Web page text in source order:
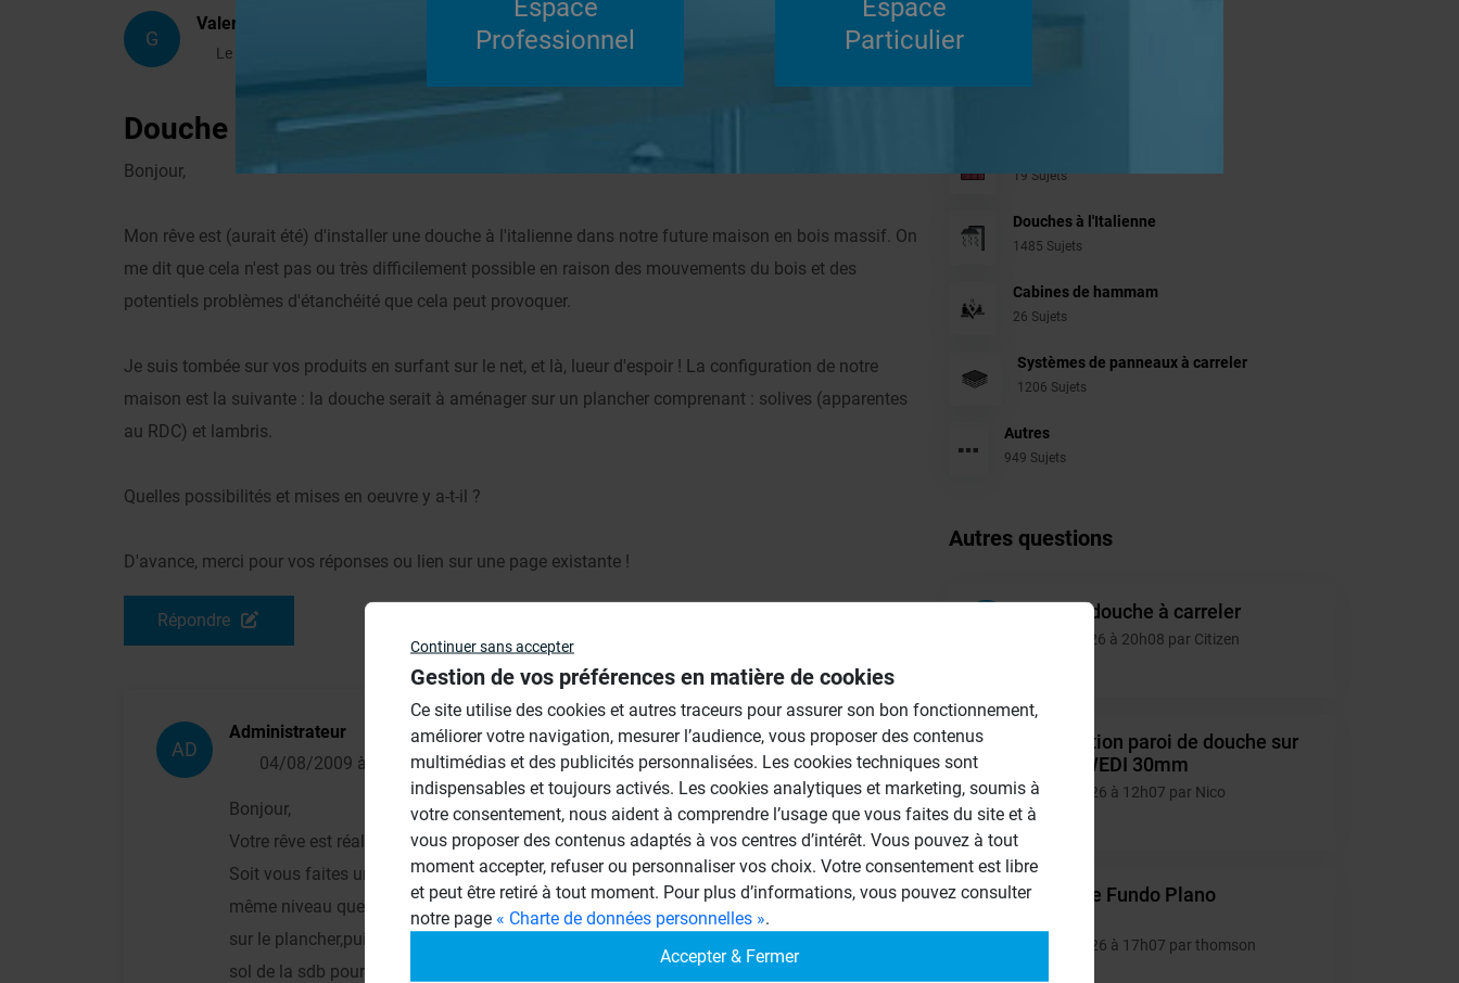
G
Valeriee
Le 03/08/2009 à 10h08
Répondre
Douche à l'italienne dans maison en bois massif
Bonjour,
Mon rêve est (aurait été) d'installer une douche à l'italienne dans notre future maison en bois massif. On
me dit que cela n'est pas ou très difficilement possible en raison des mouvements du bois et des
potentiels problèmes d'étanchéité que cela peut provoquer.
Je suis tombée sur vos produits en surfant sur le net, et là, lueur d'espoir ! La configuration de notre
maison est la suivante : la douche serait à aménager sur un plancher comprenant : solives (apparentes
au RDC) et lambris.
Quelles possibilités et mises en oeuvre y a-t-il ?
D'avance, merci pour vos réponses ou lien sur une page existante !
Répondre
AD
Administrateur
04/08/2009 à 12h08
Bonjour,
Votre rêve est réalisable,et vous avez plusieurs possibilités.
Soit vous faites une vraie douche à l'italiènne ( un receveur de douche au
même niveau que le sol fini de la sdb),dans ce cas vous collez le receveur
sur le plancher,puis vous collez des panneaux en 40 mm d'épaisseur sur le
sol de la sdb pour être au même niveau.
19 Sujets
Douches à l'Italienne
1485 Sujets
Cabines de hammam
26 Sujets
Systèmes de panneaux à carreler
1206 Sujets
Autres
949 Sujets
Autres questions
Double douche à carreler
05/08/2026 à 20h08 par Citizen
Installation paroi de douche sur
retour WEDI 30mm
16/07/2026 à 12h07 par Nico
TH
Decoupe Fundo Plano
15/07/2026 à 17h07 par thomson
Continuer sans accepter
Gestion de vos préférences en matière de cookies
Ce site utilise des cookies et autres traceurs pour assurer son bon fonctionnement,
améliorer votre navigation, mesurer l’audience, vous proposer des contenus
multimédias et des publicités personnalisées. Les cookies techniques sont
indispensables et toujours activés. Les cookies analytiques et marketing, soumis à
votre consentement, nous aident à comprendre l’usage que vous faites du site et à
vous proposer des contenus adaptés à vos centres d’intérêt. Vous pouvez à tout
moment accepter, refuser ou personnaliser vos choix. Votre consentement est libre
et peut être retiré à tout moment. Pour plus d’informations, vous pouvez consulter
notre page « Charte de données personnelles ».
Accepter & Fermer
Espace
Professionnel
Espace
Particulier